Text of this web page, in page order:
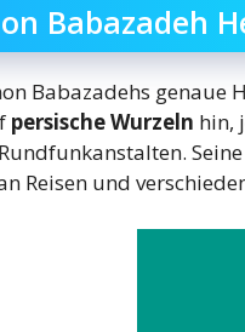
Babazadeh
Babazadehs genaue
persische Wurzeln hin,
Reisen und